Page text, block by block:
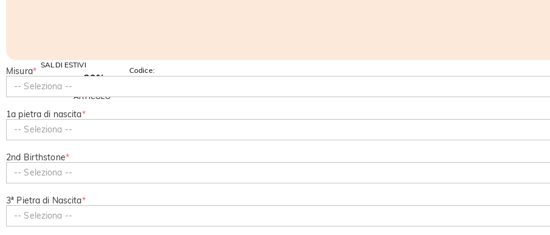
SALDI ESTIVI
-10%
SU TUTTO
-30%
ARTICOLO
Codice:
SUMMER
Misura*
-- Seleziona --
1a pietra di nascita*
-- Seleziona --
2nd Birthstone*
-- Seleziona --
3ª Pietra di Nascita*
-- Seleziona --